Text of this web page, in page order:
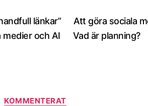
länkar”
Att göra sociala
medier och AI Vad är planning?
Kategorier
KOMMENTERAT